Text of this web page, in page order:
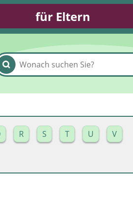
für Eltern
R S T U
V